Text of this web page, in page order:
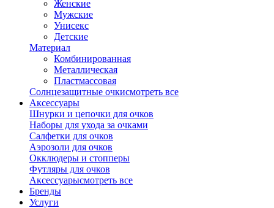
Женские
Мужские
Унисекс
Детские
Материал
Комбинированная
Металлическая
Пластмассовая
Солнцезащитные очкисмотреть все
Аксессуары
Шнурки и цепочки для очков
Наборы для ухода за очками
Салфетки для очков
Аэрозоли для очков
Окклюдеры и стопперы
Футляры для очков
Аксессуарысмотреть все
Бренды
Услуги